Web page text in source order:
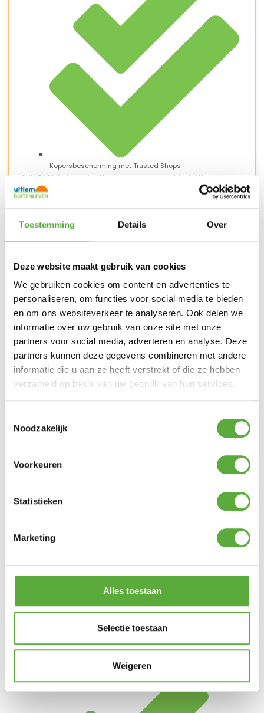
Toestemming Details Over
Deze website maakt gebruik van cookies
We gebruiken cookies om content en advertenties te
personaliseren, om functies voor social media te bieden
en om ons websiteverkeer te analyseren. Ook delen we
informatie over uw gebruik van onze site met onze
partners voor social media, adverteren en analyse. Deze
partners kunnen deze gegevens combineren met andere
informatie die u aan ze heeft verstrekt of die ze hebben
verzameld op basis van uw gebruik van hun services.
Noodzakelijk
Voorkeuren
Statistieken
Marketing
Alles toestaan
Selectie toestaan
Weigeren
Kopersbescherming met Trusted Shops
SKU7401 Categorie Weber accessoires Merk:Weber
Merk
SKU 7401
Achteraf betalen mogelijk